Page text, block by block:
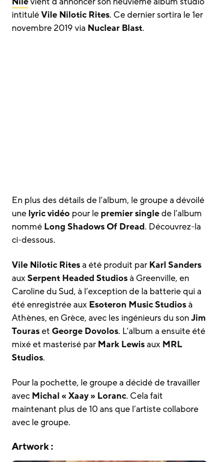
intituléVile Nilotic Rites. Ce dernier sortira le 1er
novembre 2019 via Nuclear Blast.
En plus des détails de l’album, le groupe a dévoilé
une lyric vidéo pour le premier singlede l’album
nommé Long Shadows Of Dread. Découvrez-la
ci-dessous.
Vile Nilotic Ritesa été produit par Karl Sanders
auxSerpent Headed Studiosà Greenville, en
Caroline du Sud, à l’exception de la batterie qui a
été enregistrée aux Esoteron Music Studiosà
Athènes, en Grèce, avec les ingénieurs du son Jim
Touraset George Dovolos. L’album a ensuite été
mixé et masterisé par Mark Lewisaux MRL
Studios.
Pour la pochette, le groupe a décidé de travailler
avec Michal « Xaay » Loranc. Cela fait
maintenant plus de 10 ans que l’artiste collabore
avec le groupe.
Artwork :